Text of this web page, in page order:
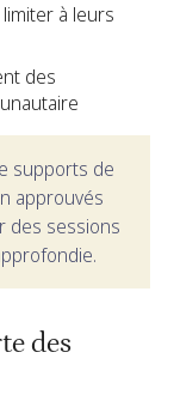
à leurs
des
supports de
approuvés
des sessions
des